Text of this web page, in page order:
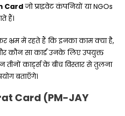
Cardजो प्राइवेट कंपनियों या NGOs
हैं।
भ्रम में रहते हैं कि इनका काम क्या है,
कौन सा कार्ड उनके लिए उपयुक्त
कार्ड्स के बीच विस्तार से तुलना
बताएँगे।
Card (PM-JAY